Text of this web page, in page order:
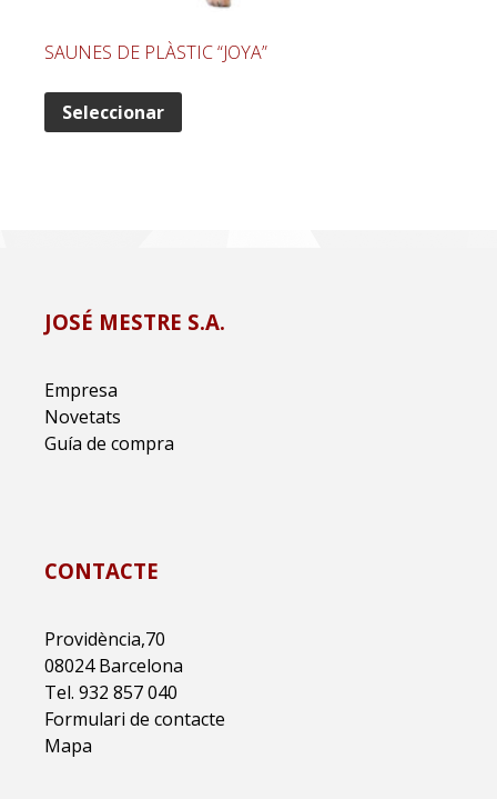
SAUNES DE PLÀSTIC “JOYA”
Seleccionar
JOSÉ MESTRE S.A.
Empresa
Novetats
Guía de compra
CONTACTE
Providència,70
08024 Barcelona
Tel. 932 857 040
Formulari de contacte
Mapa